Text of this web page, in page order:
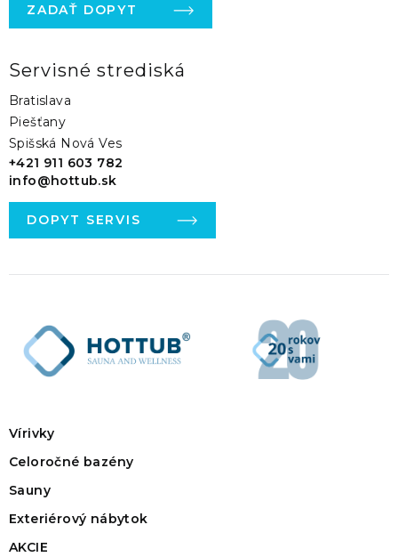
ZADAŤ DOPYT
Servisné strediská
Bratislava
Piešťany
Spišská Nová Ves
+421 911 603 782
info@hottub.sk
DOPYT SERVIS
Vírivky
Celoročné bazény
Sauny
Exteriérový nábytok
AKCIE